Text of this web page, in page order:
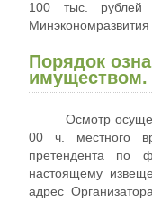
100 тыс. рублей
Порядок
имуществом.
Осмотр
00 ч. местного
претендента по
настоящему
адрес